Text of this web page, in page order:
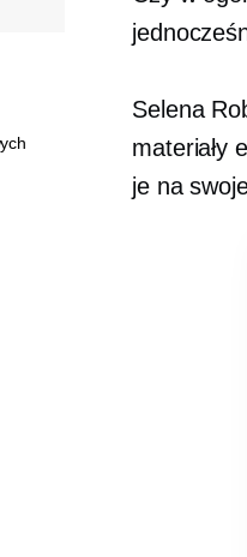
Selena
materiały
je na